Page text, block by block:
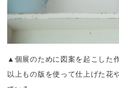
▲個展のために図案を起こした
以上もの版を使って仕上げた花